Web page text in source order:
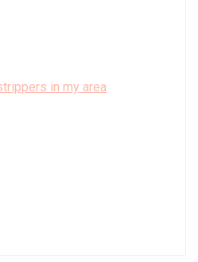
in my area